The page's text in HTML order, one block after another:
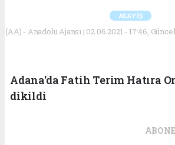
ASAYİŞ
(AA) - Anadolu Ajansı | 02.06.2021 - 17:46,
Adana'da Fatih Terim Hatıra
dikildi